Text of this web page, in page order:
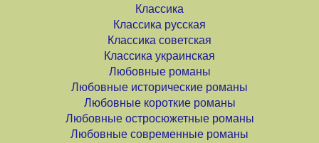
Классика
Классика русская
Классика советская
Классика украинская
Любовные романы
Любовные исторические романы
Любовные короткие романы
Любовные остросюжетные романы
Любовные современные романы